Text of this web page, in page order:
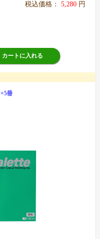
税込価格： 5,280 円
カートに入れる
冊